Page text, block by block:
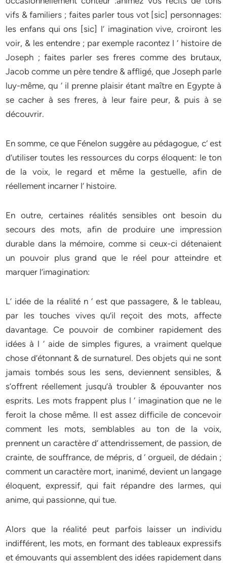
vifs & familiers ; faites parler tous vot [sic] personnages:
les enfans qui ons [sic] l’ imagination vive, croiront les
voir, & les entendre ; par exemple racontez l ‘ histoire de
Joseph ; faites parler ses freres comme des brutaux,
Jacob comme un père tendre & affligé, que Joseph parle
luy-même, qu ‘ il prenne plaisir étant maître en Egypte à
se cacher à ses freres, à leur faire peur, & puis à se
découvrir.
En somme, ce que Fénelon suggère au pédagogue, c’ est
d’utiliser toutes les ressources du corps éloquent: le ton
de la voix, le regard et même la gestuelle, afin de
réellement incarner l’ histoire.
En outre, certaines réalités sensibles ont besoin du
secours des mots, afin de produire une impression
durable dans la mémoire, comme si ceux-ci détenaient
un pouvoir plus grand que le réel pour atteindre et
marquer l’imagination:
L’ idée de la réalité n ‘ est que passagere, & le tableau,
par les touches vives qu’il reçoit des mots, affecte
davantage. Ce pouvoir de combiner rapidement des
idées à l ‘ aide de simples figures, a vraiment quelque
chose d’étonnant & de surnaturel. Des objets qui ne sont
jamais tombés sous les sens, deviennent sensibles, &
s’offrent réellement jusqu’à troubler & épouvanter nos
esprits. Les mots frappent plus l ‘ imagination que ne le
feroit la chose même. Il est assez difficile de concevoir
comment les mots, semblables au ton de la voix,
prennent un caractère d’ attendrissement, de passion, de
crainte, de souffrance, de mépris, d ‘ orgueil, de dédain ;
comment un caractère mort, inanimé, devient un langage
éloquent, expressif, qui fait répandre des larmes, qui
anime, qui passionne, qui tue.
Alors que la réalité peut parfois laisser un individu
indifférent, les mots, en formant des tableaux expressifs
et émouvants qui assemblent des idées rapidement dans